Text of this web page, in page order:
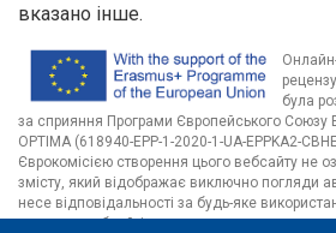
вказано інше.
була
за сприяння Програми Європейського Союзу
OPTIMA (618940-EPP-1-2020-1-UA-EPPKA2-
Єврокомісією створення цього вебсайту не
змісту, який відображає виключно погляди
несе відповідальності за будь-яке
на цьому вебсайті.